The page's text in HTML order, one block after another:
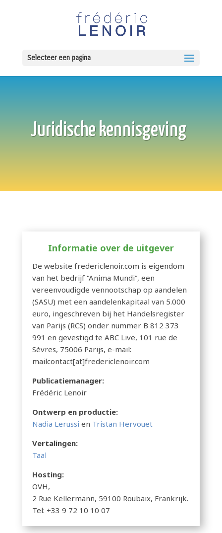
Selecteer een pagina
Juridische kennisgeving
Informatie over de uitgever
De website fredericlenoir.com is eigendom
van het bedrijf “Anima Mundi”, een
vereenvoudigde vennootschap op aandelen
(SASU) met een aandelenkapitaal van 5.000
euro, ingeschreven bij het Handelsregister
van Parijs (RCS) onder nummer B 812 373
991 en gevestigd te ABC Live, 101 rue de
Sèvres, 75006 Parijs, e-mail:
mailcontact[at]fredericlenoir.com
Publicatiemanager:
Frédéric Lenoir
Ontwerp en productie:
Nadia Lerussi en Tristan Hervouet
Vertalingen:
Taal
Hosting:
OVH,
2 Rue Kellermann, 59100 Roubaix, Frankrijk.
Tel: +33 9 72 10 10 07